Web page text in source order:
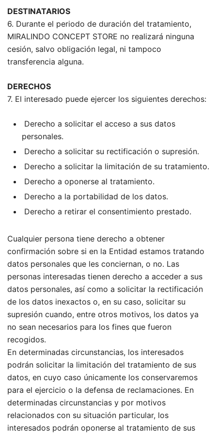
DESTINATARIOS
6. Durante el periodo de duración del tratamiento,
MIRALINDO CONCEPT STORE no realizará ninguna
cesión, salvo obligación legal, ni tampoco
transferencia alguna.
DERECHOS
7. El interesado puede ejercer los siguientes derechos:
Derecho a solicitar el acceso a sus datos
personales.
Derecho a solicitar su rectificación o supresión.
Derecho a solicitar la limitación de su tratamiento.
Derecho a oponerse al tratamiento.
Derecho a la portabilidad de los datos.
Derecho a retirar el consentimiento prestado.
Cualquier persona tiene derecho a obtener
confirmación sobre si en la Entidad estamos tratando
datos personales que les conciernan, o no. Las
personas interesadas tienen derecho a acceder a sus
datos personales, así como a solicitar la rectificación
de los datos inexactos o, en su caso, solicitar su
supresión cuando, entre otros motivos, los datos ya
no sean necesarios para los fines que fueron
recogidos.
En determinadas circunstancias, los interesados
podrán solicitar la limitación del tratamiento de sus
datos, en cuyo caso únicamente los conservaremos
para el ejercicio o la defensa de reclamaciones. En
determinadas circunstancias y por motivos
relacionados con su situación particular, los
interesados podrán oponerse al tratamiento de sus